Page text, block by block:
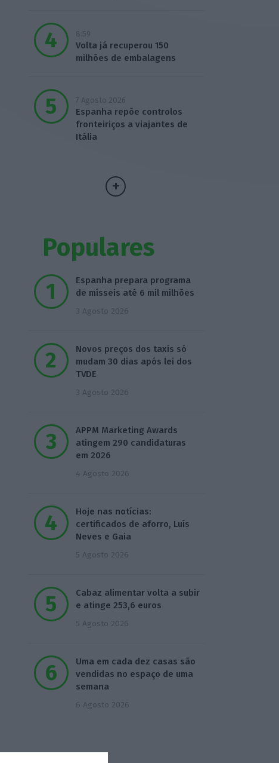
8:59
Volta já recuperou 150
milhões de embalagens
7 Agosto 2026
Espanha repõe controlos
fronteiriços a viajantes de
Itália
Populares
Espanha prepara programa
de mísseis até 6 mil milhões
3 Agosto 2026
Novos preços dos taxis só
mudam 30 dias após lei dos
TVDE
3 Agosto 2026
APPM Marketing Awards
atingem 290 candidaturas
em 2026
4 Agosto 2026
Hoje nas notícias:
certificados de aforro, Luís
Neves e Gaia
5 Agosto 2026
Cabaz alimentar volta a subir
e atinge 253,6 euros
5 Agosto 2026
Uma em cada dez casas são
vendidas no espaço de uma
semana
6 Agosto 2026